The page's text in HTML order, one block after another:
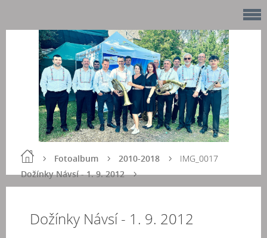
Fotoalbum
2010-2018
Dožínky Návsí - 1. 9. 2012
IMG_0017
Dožínky Návsí - 1. 9. 2012